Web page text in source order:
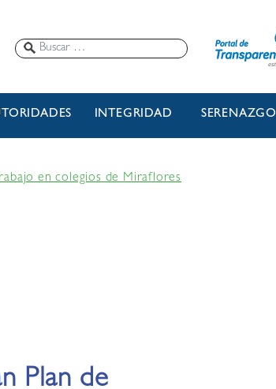
INTEGRIDAD SERENAZGO
en colegios de Miraflores
Plan de